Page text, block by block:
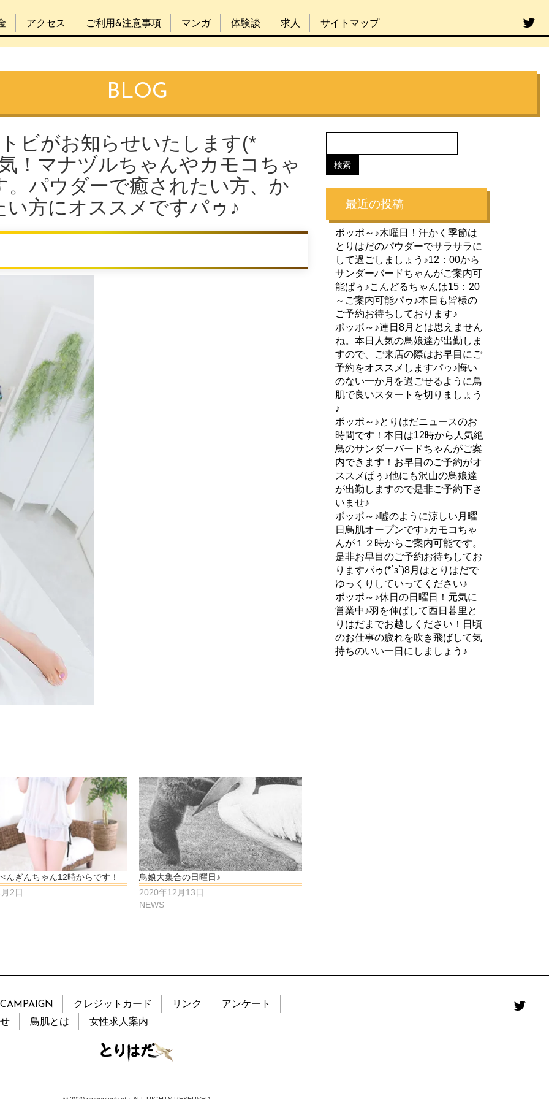
アクセス ご利用&注意事項 マンガ 体験談 求人 サイトマップ
BLOG
ビがお知らせいたします(*
！マナヅルちゃんやカモコちゃ
パウダーで癒されたい方、か
方にオススメですパゥ♪
んぎんちゃん12時からです！
2日
鳥娘大集合の日曜日♪
2020年12月13日
NEWS
最近の投稿
ポッポ～♪木曜日！汗かく季節は
とりはだのパウダーでサラサラに
して過ごしましょう♪12：00から
サンダーバードちゃんがご案内可
能ぱぅ♪こんどるちゃんは15：20
～ご案内可能パゥ♪本日も皆様の
ご予約お待ちしております♪
ポッポ～♪連日8月とは思えません
ね。本日人気の鳥娘達が出勤しま
すので、ご来店の際はお早目にご
予約をオススメしますパゥ♪悔い
のない一か月を過ごせるように鳥
肌で良いスタートを切りましょう
♪
ポッポ～♪とりはだニュースのお
時間です！本日は12時から人気絶
鳥のサンダーバードちゃんがご案
内できます！お早目のご予約がオ
ススメぱぅ♪他にも沢山の鳥娘達
が出勤しますので是非ご予約下さ
いませ♪
ポッポ～♪嘘のように涼しい月曜
日鳥肌オープンです♪カモコちゃ
んが１２時からご案内可能です。
是非お早目のご予約お待ちしてお
りますパゥ(*´з`)8月はとりはだで
ゆっくりしていってください♪
ポッポ～♪休日の日曜日！元気に
営業中♪羽を伸ばして西日暮里と
りはだまでお越しください！日頃
のお仕事の疲れを吹き飛ばして気
持ちのいい一日にしましょう♪
CAMPAIGN クレジットカード リンク
アンケート
鳥肌とは 女性求人案内